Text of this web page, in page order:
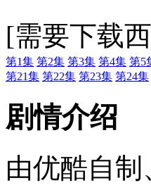
[需要下载
第1集 第2集 第3集 第4集 第5
第21集 第22集 第23集 第24集
剧情介绍
由优酷自